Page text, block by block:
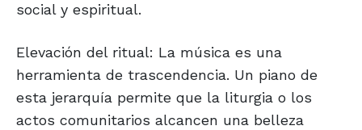
social y espiritual.
Elevación del ritual: La música es una
herramienta de trascendencia. Un piano de
esta jerarquía permite que la liturgia o los
actos comunitarios alcancen una belleza